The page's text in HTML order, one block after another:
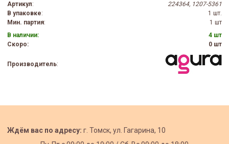
Артикул:
224364, 1207-5361
В упаковке:
1 шт.
Мин. партия:
1 шт
В наличии:
4 шт
Скоро:
0 шт
Производитель:
Ждём вас по адресу: г. Томск, ул. Гагарина, 10